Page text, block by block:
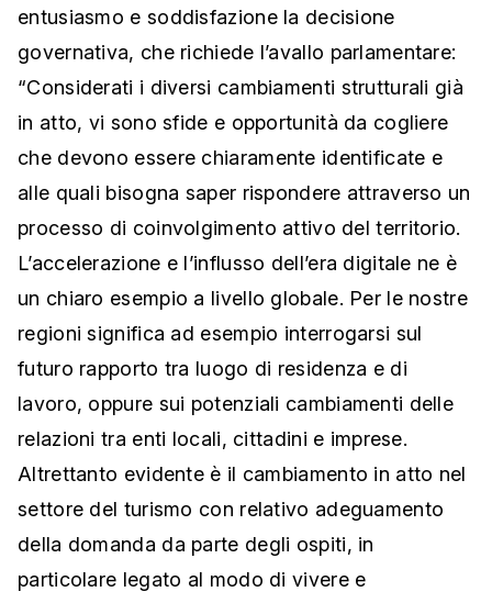
entusiasmo e soddisfazione la decisione
governativa, che richiede l’avallo parlamentare:
“Considerati i diversi cambiamenti strutturali già
in atto, vi sono sfide e opportunità da cogliere
che devono essere chiaramente identificate e
alle quali bisogna saper rispondere attraverso un
processo di coinvolgimento attivo del territorio.
L’accelerazione e l’influsso dell’era digitale ne è
un chiaro esempio a livello globale. Per le nostre
regioni significa ad esempio interrogarsi sul
futuro rapporto tra luogo di residenza e di
lavoro, oppure sui potenziali cambiamenti delle
relazioni tra enti locali, cittadini e imprese.
Altrettanto evidente è il cambiamento in atto nel
settore del turismo con relativo adeguamento
della domanda da parte degli ospiti, in
particolare legato al modo di vivere e